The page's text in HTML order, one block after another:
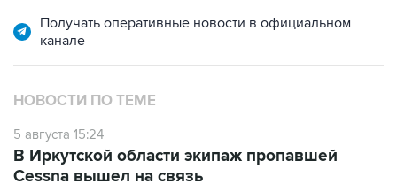
не подавал сигнал бедствия
Самолет, занимавшийся мониторингом
Приангарье